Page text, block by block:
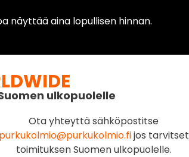
näyttää aina lopullisen hinnan.
ulkopuolelle
Ota yhteyttä sähköpostitse
purkukolmio@purkukolmio.fijos tarvitset
toimituksen Suomen ulkopuolelle.